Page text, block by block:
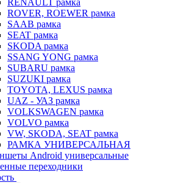
RENAULT рамка
ROVER, ROEWER рамка
SAAB рамка
SEAT рамка
SKODA рамка
SSANG YONG рамка
SUBARU рамка
SUZUKI рамка
TOYOTA, LEXUS рамка
UAZ - УАЗ рамка
VOLKSWAGEN рамка
VOLVO рамка
VW, SKODA, SEAT рамка
РАМКА УНИВЕРСАЛЬНАЯ
Android универсальные
переходники